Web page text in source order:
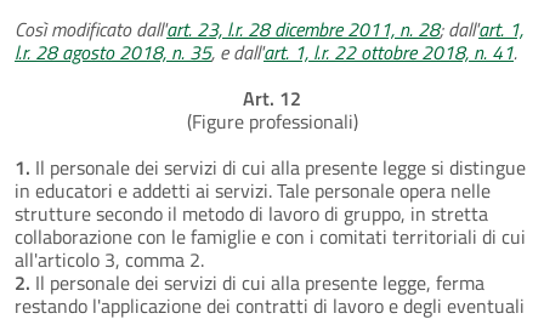
Così modificato dall'art. 23, l.r. 28 dicembre 2011, n. 28; dall'art. 1,
l.r. 28 agosto 2018, n. 35, e dall'art. 1, l.r. 22 ottobre 2018, n. 41.
Art. 12
(Figure professionali)
1. Il personale dei servizi di cui alla presente legge si distingue
in educatori e addetti ai servizi. Tale personale opera nelle
strutture secondo il metodo di lavoro di gruppo, in stretta
collaborazione con le famiglie e con i comitati territoriali di cui
all'articolo 3, comma 2.
2. Il personale dei servizi di cui alla presente legge, ferma
restando l'applicazione dei contratti di lavoro e degli eventuali